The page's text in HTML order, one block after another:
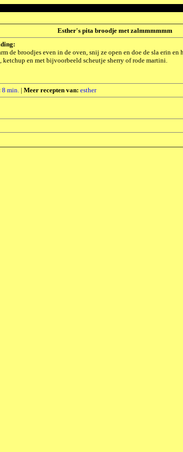
Esther's pita broodje met zalmmmmmm
de broodjes even in de oven, snij ze open en doe de sla erin
ketchup en met bijvoorbeeld scheutje sherry of rode martini.
8 min. | Meer recepten van: esther